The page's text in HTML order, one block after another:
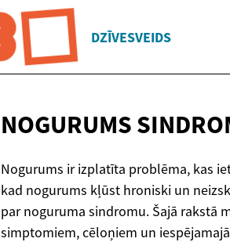
DZĪVESVEIDS
NOGURUMS
Nogurums ir izplatīta problēma, kas
kad nogurums kļūst hroniski un
par noguruma sindromu. Šajā rakstā
simptomiem, cēloņiem un